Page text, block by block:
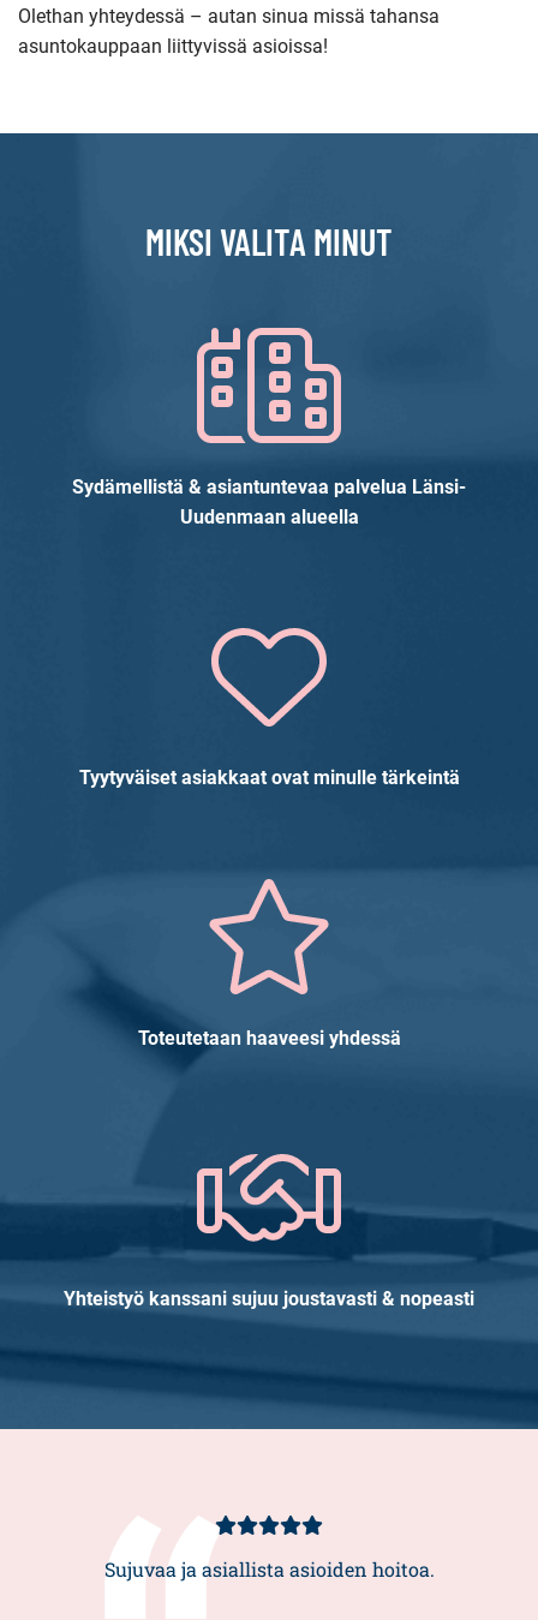
Olethan yhteydessä – autan sinua missä tahansa
asuntokauppaan liittyvissä asioissa!
MIKSI VALITA MINUT
Sydämellistä & asiantuntevaa palvelua Länsi-
Uudenmaan alueella
Tyytyväiset asiakkaat ovat minulle tärkeintä
Toteutetaan haaveesi yhdessä
Yhteistyö kanssani sujuu joustavasti & nopeasti
Asiakasarvio
5/5
Sujuvaa ja asiallista asioiden hoitoa.